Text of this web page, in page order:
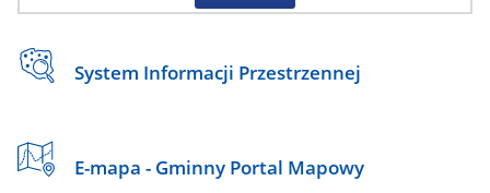
System Informacji Przestrzennej
E-mapa - Gminny Portal Mapowy